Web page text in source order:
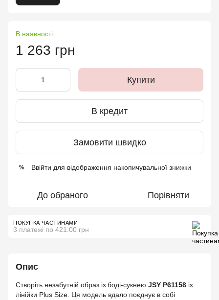
В наявності
1 263 грн
Купити
В кредит
Замовити швидко
% Ввійти для відображення накопичувальної знижки
До обраного Порівняти
ПОКУПКА ЧАСТИНАМИ
3 платежі по 421.00 грн
Опис
Створіть незабутній образ із боді-сукнею JSY P61158 із
лінійки Plus Size. Ця модель вдало поєднує в собі